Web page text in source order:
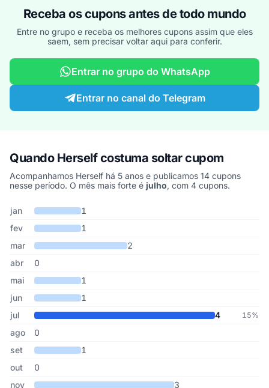
Receba os cupons antes de todo mundo
Entre no grupo e receba os melhores cupons assim que eles
saem, sem precisar voltar aqui para conferir.
Entrar no grupo do WhatsApp
Entrar no canal do Telegram
Quando Herself costuma soltar cupom
Acompanhamos Herself há 5 anos e publicamos 14 cupons
nesse período. O mês mais forte é julho, com 4 cupons.
Cupons de Herself publicados por mês, somando os últimos 5
Mês Cupons publicados
jan
1
fev
1
mar
2
abr
0
mai
1
jun
1
jul
4 15%
ago
0
set
1
out
0
nov
3